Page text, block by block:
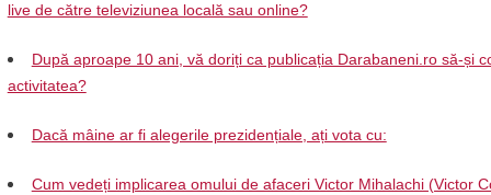
live de către televiziunea locală sau online?
După aproape 10 ani, vă doriți ca publicația Darabaneni.ro să-și
activitatea?
Dacă mâine ar fi alegerile prezidențiale, ați vota cu:
Cum vedeți implicarea omului de afaceri Victor Mihalachi (Victor